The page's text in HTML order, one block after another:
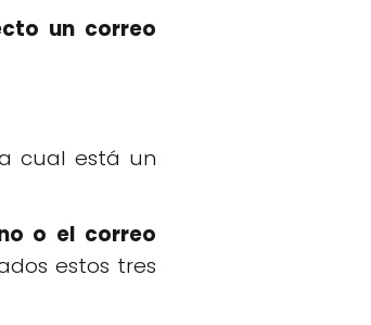
un correo
cual está un
o el correo
estos tres